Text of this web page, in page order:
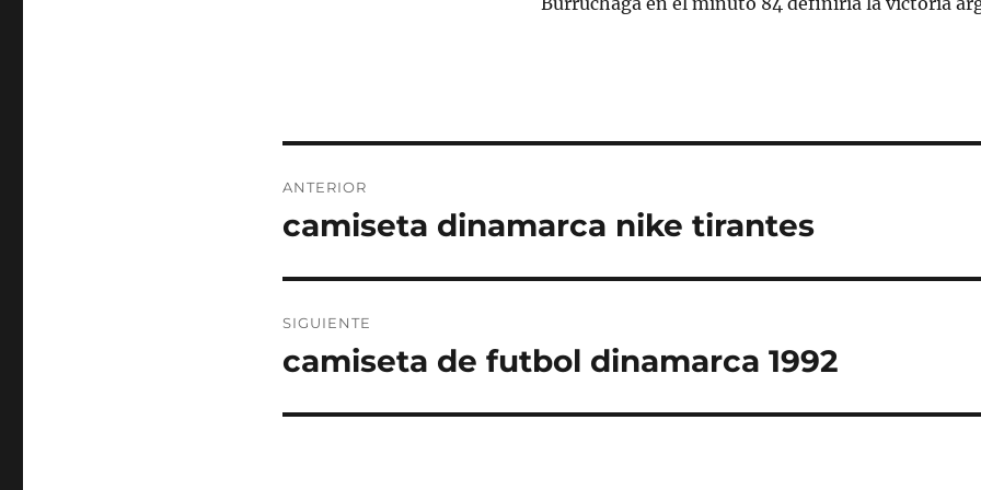
de
ANTERIOR
Entrada
camiseta dinamarca nike tirantes
SIGUIENTE
Entrada
camiseta de futbol dinamarca 1992